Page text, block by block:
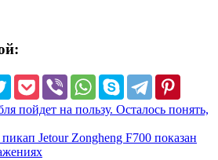
пойдет на пользу. Осталось понять,
Jetour Zongheng F700 показан